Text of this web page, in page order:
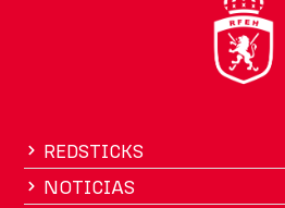
REDSTICKS
NOTICIAS